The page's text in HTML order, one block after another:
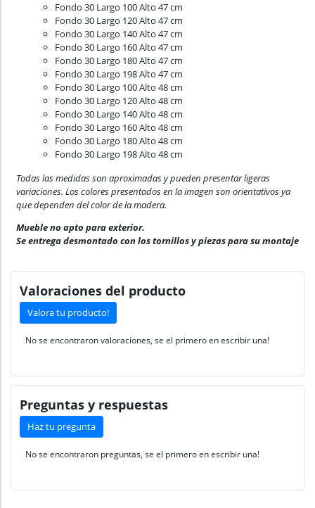
Fondo 30 Largo 100 Alto 47 cm
Fondo 30 Largo 120 Alto 47 cm
Fondo 30 Largo 140 Alto 47 cm
Fondo 30 Largo 160 Alto 47 cm
Fondo 30 Largo 180 Alto 47 cm
Fondo 30 Largo 198 Alto 47 cm
Fondo 30 Largo 100 Alto 48 cm
Fondo 30 Largo 120 Alto 48 cm
Fondo 30 Largo 140 Alto 48 cm
Fondo 30 Largo 160 Alto 48 cm
Fondo 30 Largo 180 Alto 48 cm
Fondo 30 Largo 198 Alto 48 cm
Todas las medidas son aproximadas y pueden presentar ligeras
variaciones. Los colores presentados en la imagen son orientativos ya
que dependen del color de la madera.
Mueble no apto para exterior.
Se entrega desmontado con los tornillos y piezas para su montaje
Valoraciones del producto
Valora tu producto!
No se encontraron valoraciones, se el primero en escribir una!
Preguntas y respuestas
Haz tu pregunta
No se encontraron preguntas, se el primero en escribir una!